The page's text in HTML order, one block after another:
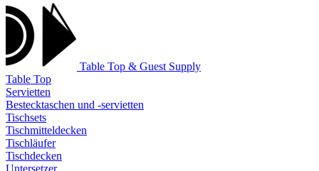
Table Top & Guest Supply
Table Top
Servietten
Bestecktaschen und -servietten
Tischsets
Tischmitteldecken
Tischläufer
Tischdecken